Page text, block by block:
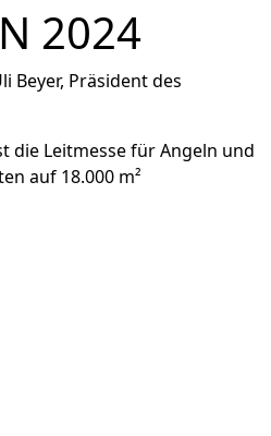
2024
die Leitmesse für Angeln und
auf 18.000 m²